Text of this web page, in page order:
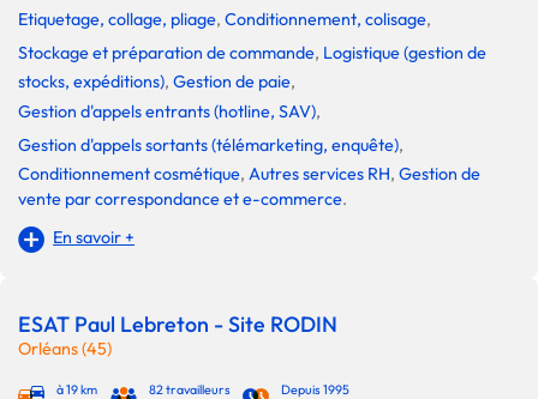
Etiquetage, collage, pliage, Conditionnement, colisage,
Stockage et préparation de commande, Logistique (gestion de
stocks, expéditions), Gestion de paie,
Gestion d'appels entrants (hotline, SAV),
Gestion d'appels sortants (télémarketing, enquête),
Conditionnement cosmétique, Autres services RH, Gestion de
vente par correspondance et e-commerce.
En savoir +
ESAT Paul Lebreton - Site RODIN
Orléans (45)
à 19 km 82 travailleurs Depuis 1995